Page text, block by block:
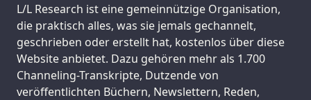
Support us:
L/L Research ist eine gemeinnützige Organisation,
die praktisch alles, was sie jemals gechannelt,
geschrieben oder erstellt hat, kostenlos über diese
Website anbietet. Dazu gehören mehr als 1.700
Channeling-Transkripte, Dutzende von
veröffentlichten Büchern, Newslettern, Reden,